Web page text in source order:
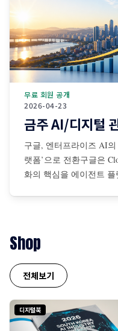
2026-04-23
무료 회원 공개
금주 AI/디지털
구글, 엔터프라이즈 AI의
랫폼’으로 전환구글은
화의 핵심을 에이전트
Shop
전체보기
디지털북